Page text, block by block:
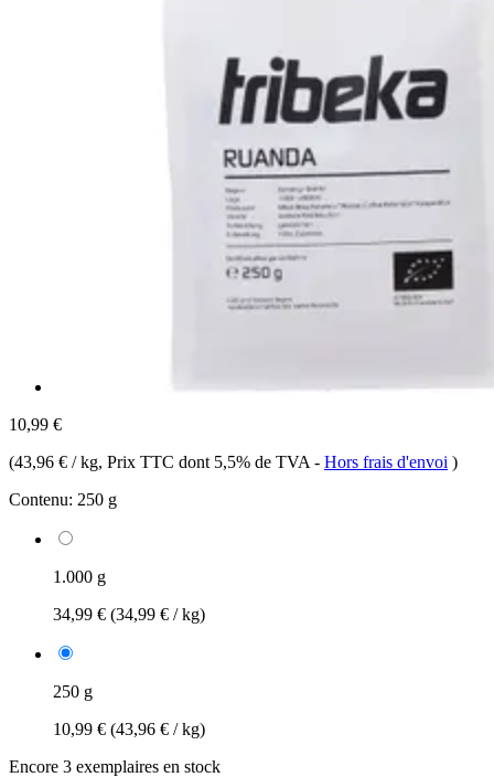
10,99 €
(43,96 € / kg, Prix TTC dont 5,5% de TVA - Hors frais d'envoi )
Contenu: 250 g
1.000 g
34,99 € (34,99 € / kg)
250 g
10,99 € (43,96 € / kg)
Encore 3 exemplaires en stock